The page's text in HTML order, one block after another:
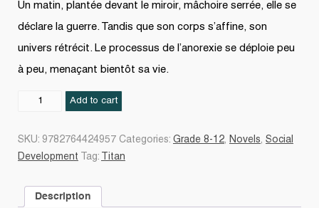
Un matin, plantée devant le miroir, mâchoire serrée, elle se
déclare la guerre. Tandis que son corps s’affine, son
univers rétrécit. Le processus de l’anorexie se déploie peu
à peu, menaçant bientôt sa vie.
Seule
Add to cart
SKU: 9782764424957 Categories: Grade 8-12, Novels, Social
Development
Tag: Titan
Description